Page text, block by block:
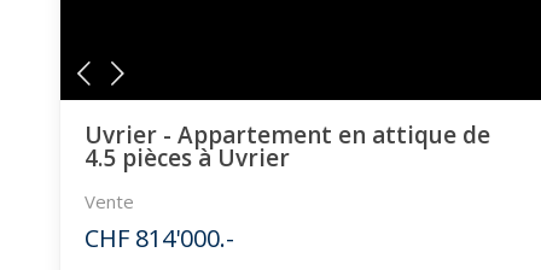
Uvrier - Appartement en attique de
4.5 pièces à Uvrier
Vente
CHF 814'000.-